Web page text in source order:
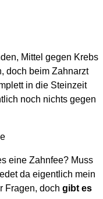
Mittel gegen Krebs
doch beim Zahnarzt
in die Steinzeit
noch nichts gegen
eine Zahnfee? Muss
da eigentlich mein
Fragen, doch gibt es